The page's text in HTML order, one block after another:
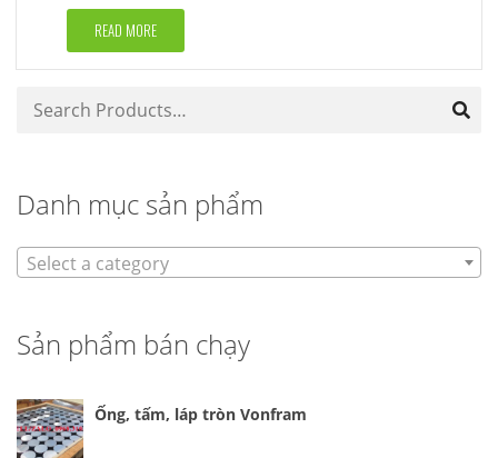
Rated5.00
out of 5READ MORE
Danh mục sản phẩm
Select a category
Sản phẩm bán chạy
Ống, tấm, láp tròn Vonfram